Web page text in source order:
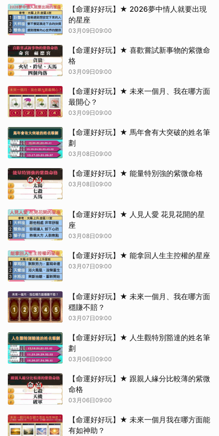
【命運好好玩】★ 2026夢中情人就要出現
的星座
03月09日09:00
【命運好好玩】★ 喜歡嘗試新事物的紫微命
格
03月09日09:00
【命運好好玩】★ 未來一個月、我在哪方面
最開心？
03月09日09:00
【命運好好玩】★ 馬年會有大突破的姓名筆
劃
03月08日09:00
【命運好好玩】★ 能量特別強的紫微命格
03月08日09:00
【命運好好玩】★ 人見人愛 花見花開的星
座
03月08日09:00
【命運好好玩】★ 能拿回人生主控權的星座
03月07日09:00
【命運好好玩】★ 未來一個月、我在哪方面
穩賺不賠？
03月07日09:00
【命運好好玩】★ 人生觀特別豁達的姓名筆
劃
03月06日09:00
【命運好好玩】★ 跟親人緣分比較薄的紫微
命格
03月06日09:00
【命運好好玩】★ 未來一個月我在哪方面能
有如神助？